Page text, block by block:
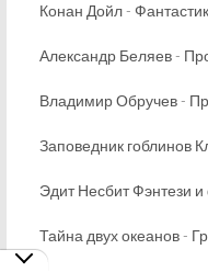
Конан Дойл -
Александр Беляев -
Владимир Обручев -
Заповедник гоблинов
Эдит Несбит Фэнтези
Тайна двух океанов -